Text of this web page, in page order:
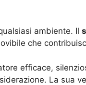
ambiente. Il
che
efficace,
La sua